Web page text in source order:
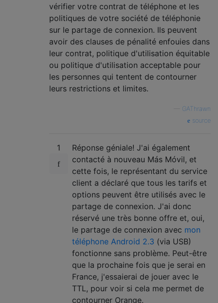
vérifier votre contrat de téléphone et les
politiques de votre société de téléphonie
sur le partage de connexion. Ils peuvent
avoir des clauses de pénalité enfouies dans
leur contrat, politique d'utilisation équitable
ou politique d'utilisation acceptable pour
les personnes qui tentent de contourner
leurs restrictions et limites.
GAThrawn
source
1
Réponse géniale! J'ai également
contacté à nouveau Más Móvil, et
cette fois, le représentant du service
client a déclaré que tous les tarifs et
options peuvent être utilisés avec le
partage de connexion. J'ai donc
réservé une très bonne offre et, oui,
le partage de connexion avec mon
téléphone Android 2.3 (via USB)
fonctionne sans problème. Peut-être
que la prochaine fois que je serai en
France, j'essaierai de jouer avec le
TTL, pour voir si cela me permet de
contourner Orange.